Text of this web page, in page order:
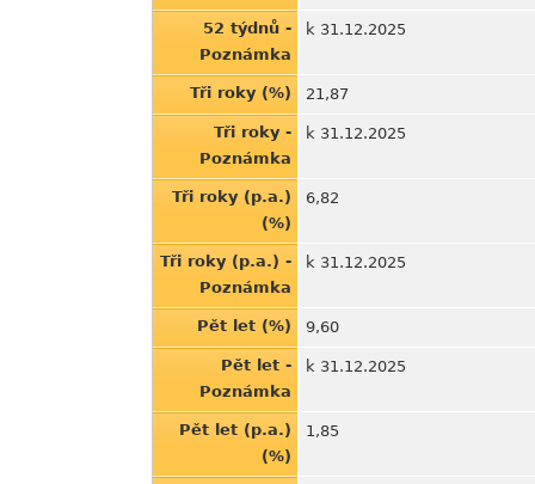
52 týdnů -
Poznámka
k 31.12.2025
Tři roky (%) 21,87
Tři roky -
Poznámka
k 31.12.2025
Tři roky (p.a.)
(%)
6,82
Tři roky (p.a.) -
Poznámka
k 31.12.2025
Pět let (%) 9,60
Pět let -
Poznámka
k 31.12.2025
Pět let (p.a.)
(%)
1,85